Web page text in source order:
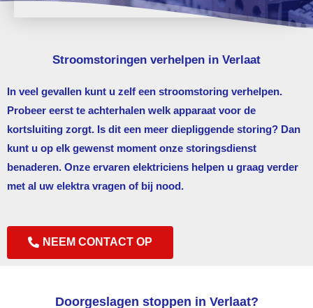
Stroomstoringen verhelpen in Verlaat
In veel gevallen kunt u zelf een stroomstoring verhelpen.
Probeer eerst te achterhalen welk apparaat voor de
kortsluiting zorgt. Is dit een meer diepliggende storing? Dan
kunt u op elk gewenst moment onze storingsdienst
benaderen. Onze ervaren elektriciens helpen u graag verder
met al uw elektra vragen of bij nood.
NEEM CONTACT OP
Doorgeslagen stoppen in Verlaat?